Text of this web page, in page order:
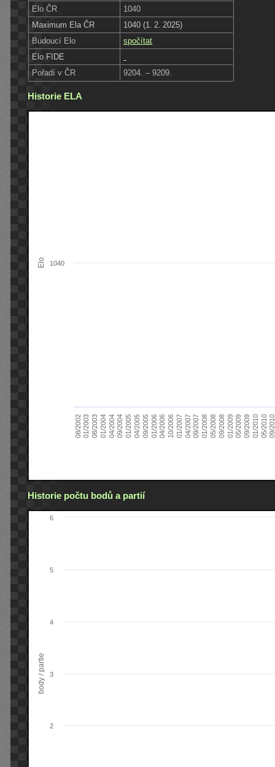
Elo ČR
1040
Maximum Ela ČR
1040 (1. 2. 2025)
Budoucí Elo
spočítat
Elo FIDE
Pořadí v ČR
9204. – 9209.
Historie ELA
Elo
08/200201/200308/200301/200404/200409/200401/200504/200509/200501/200604/200610/200601/200704/200709/200701/200805/200809/200801/200905/200909/200901/201005/201009/
1040
Historie počtu bodů a partií
body / partie
2
3
4
5
6